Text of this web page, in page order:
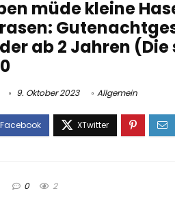
müde kleine
ab 2 Jahren
9. Oktober 2023 Allgemein
0 2